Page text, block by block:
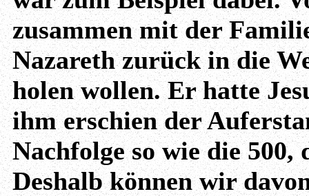
zusammen mit der
Nazareth zurück in die
holen wollen. Er hatte
ihm erschien der
Nachfolge so wie die
Deshalb können wir